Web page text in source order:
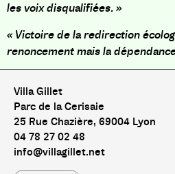
les voix disqualifiées. »
« Victoire de la redirection
renoncement mais la
Villa Gillet
Parc de la Cerisaie
25 Rue Chazière, 69004 Lyon
04 78 27 02 48
info@villagillet.net